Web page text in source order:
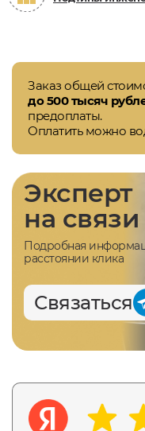
Заказ общей
до 500 тысяч
предоплаты.
Оплатить можно
Эксперт
на связи
Подробная
расстоянии клика
Связаться